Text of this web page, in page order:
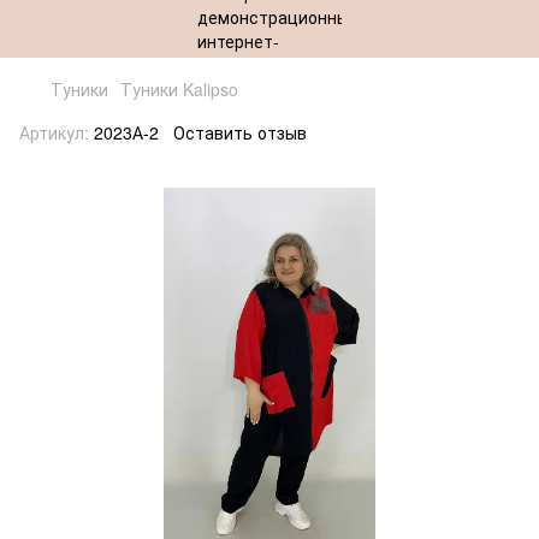
Туники Туники Kalipso
Артикул: 2023А-2 Оставить отзыв